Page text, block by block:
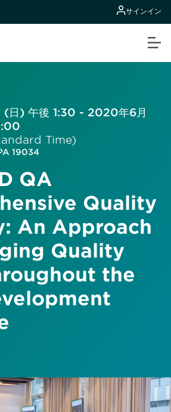
サインイン
(日) 午後 1:30 - 2020年6月
Time)
19034
QA
Quality
An Approach
Quality
the